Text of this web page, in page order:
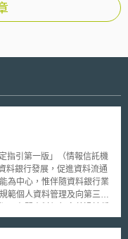
引第一版」（情報信託機
料銀行發展，促進資料流通
為中心，惟伴隨資料銀行業
範個人資料管理及向第三方
月起召開檢討會，重新檢討